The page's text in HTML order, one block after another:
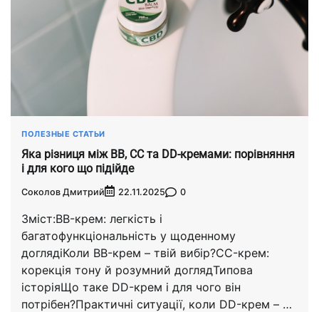
ПОЛЕЗНЫЕ СТАТЬИ
Яка різниця між BB, CC та DD-кремами: порівняння
і для кого що підійде
Соколов Дмитрий 22.11.2025 0
Зміст:BB-крем: легкість і
багатофункціональність у щоденному
доглядіКоли BB-крем – твій вибір?CC-крем:
корекція тону й розумний доглядТипова
історіяЩо таке DD-крем і для чого він
потрібен?Практичні ситуації, коли DD-крем – …